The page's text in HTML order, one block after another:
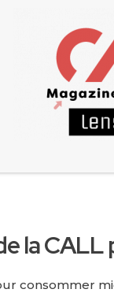
la
consommer